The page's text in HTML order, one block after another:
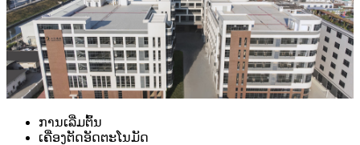
ການເລີ່ມຕົ້ນ
ເຄື່ອງຕັດອັດຕະໂນມັດ